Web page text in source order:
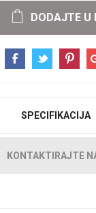
DODAJTE U
SPECIFIKACIJA
KONTAKTIRAJTE